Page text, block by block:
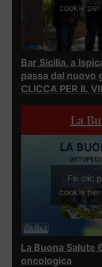
cookie
Bar Sicilia, a
passa dal nuovo
CLICCA PER IL
La
Fai clic
cookie
La Buona Salute
oncologica